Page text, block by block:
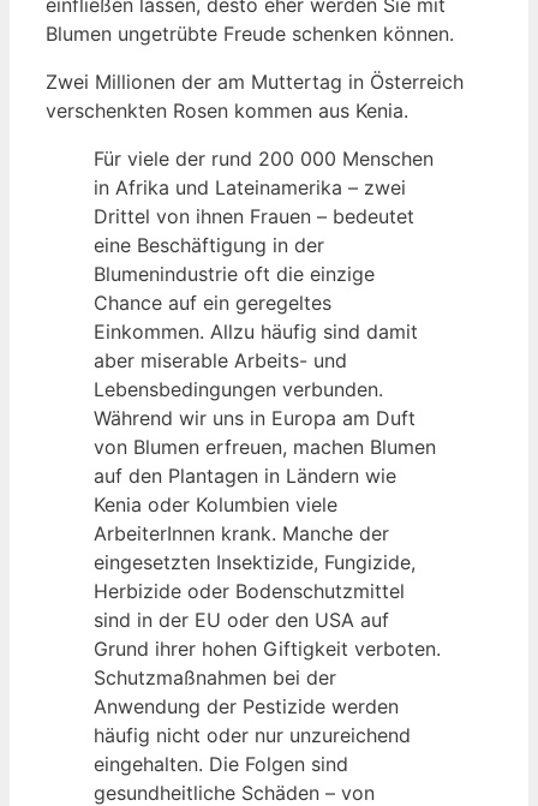
Blumen ungetrübte Freude schenken können.
Zwei Millionen der am Muttertag in Österreich
verschenkten Rosen kommen aus Kenia.
Für viele der rund 200 000 Menschen
in Afrika und Lateinamerika – zwei
Drittel von ihnen Frauen – bedeutet
eine Beschäftigung in der
Blumenindustrie oft die einzige
Chance auf ein geregeltes
Einkommen. Allzu häufig sind damit
aber miserable Arbeits- und
Lebensbedingungen verbunden.
Während wir uns in Europa am Duft
von Blumen erfreuen, machen Blumen
auf den Plantagen in Ländern wie
Kenia oder Kolumbien viele
ArbeiterInnen krank. Manche der
eingesetzten Insektizide, Fungizide,
Herbizide oder Bodenschutzmittel
sind in der EU oder den USA auf
Grund ihrer hohen Giftigkeit verboten.
Schutzmaßnahmen bei der
Anwendung der Pestizide werden
häufig nicht oder nur unzureichend
eingehalten. Die Folgen sind
gesundheitliche Schäden – von